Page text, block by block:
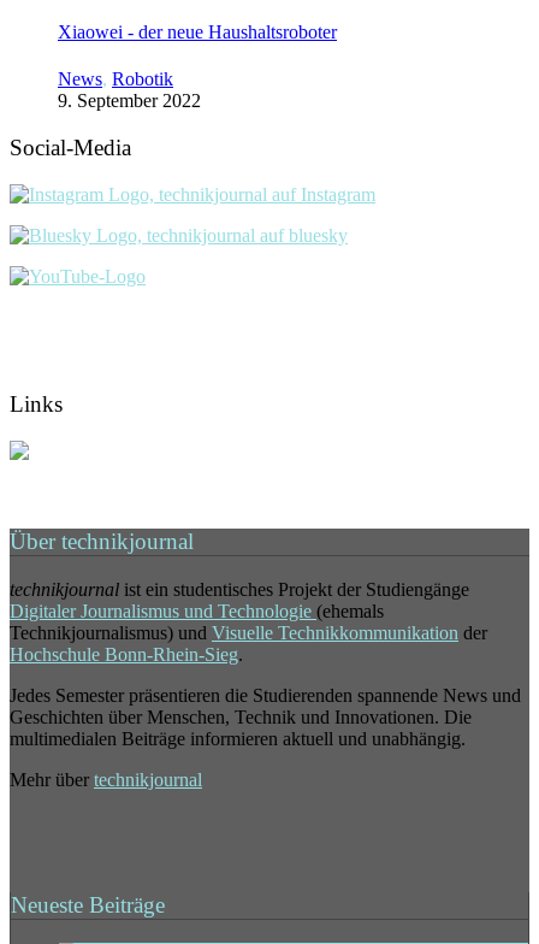
Xiaowei - der neue Haushaltsroboter
News, Robotik
9. September 2022
Social-Media
Links
Über technikjournal
technikjournal ist ein studentisches Projekt der Studiengänge
Digitaler Journalismus und Technologie (ehemals
Technikjournalismus) und Visuelle Technikkommunikation der
Hochschule Bonn-Rhein-Sieg.
Jedes Semester präsentieren die Studierenden spannende News und
Geschichten über Menschen, Technik und Innovationen. Die
multimedialen Beiträge informieren aktuell und unabhängig.
Mehr über technikjournal
Neueste Beiträge